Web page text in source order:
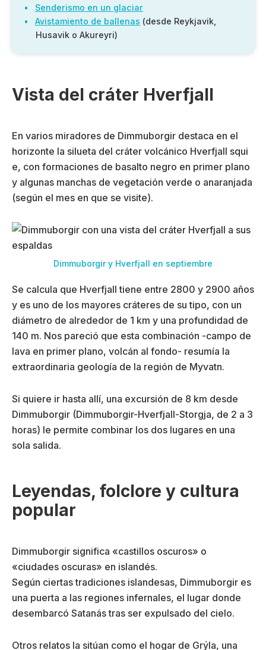
Senderismo en un glaciar
Avistamiento de ballenas (desde Reykjavik,
Husavik o Akureyri)
Vista del cráter Hverfjall
En varios miradores de Dimmuborgir destaca en el
horizonte la silueta del cráter volcánico Hverfjall squi
e, con formaciones de basalto negro en primer plano
y algunas manchas de vegetación verde o anaranjada
(según el mes en que se visite).
Dimmuborgir y Hverfjall en septiembre
Se calcula que Hverfjall tiene entre 2800 y 2900 años
y es uno de los mayores cráteres de su tipo, con un
diámetro de alrededor de 1 km y una profundidad de
140 m. Nos pareció que esta combinación -campo de
lava en primer plano, volcán al fondo- resumía la
extraordinaria geología de la región de Myvatn.
Si quiere ir hasta allí, una excursión de 8 km desde
Dimmuborgir (Dimmuborgir-Hverfjall-Storgja, de 2 a 3
horas) le permite combinar los dos lugares en una
sola salida.
Leyendas, folclore y cultura
popular
Dimmuborgir significa «castillos oscuros» o
«ciudades oscuras» en islandés.
Según ciertas tradiciones islandesas, Dimmuborgir es
una puerta a las regiones infernales, el lugar donde
desembarcó Satanás tras ser expulsado del cielo.
Otros relatos la sitúan como el hogar de Grýla, una